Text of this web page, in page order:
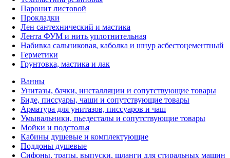
Паронит листовой
Прокладки
Лен сантехнический и мастика
Лента ФУМ и нить уплотнительная
Набивка сальниковая, каболка и шнур асбестоцементный
Герметики
Грунтовка, мастика и лак
Ванны
Унитазы, бачки, инсталляции и сопутствующие товары
Биде, писсуары, чаши и сопутствующие товары
Арматура для унитазов, писсуаров и чаш
Умывальники, пьедесталы и сопутствующие товары
Мойки и подстолья
Кабины душевые и комплектующие
Поддоны душевые
Сифоны, трапы, выпуски, шланги для стиральных машин